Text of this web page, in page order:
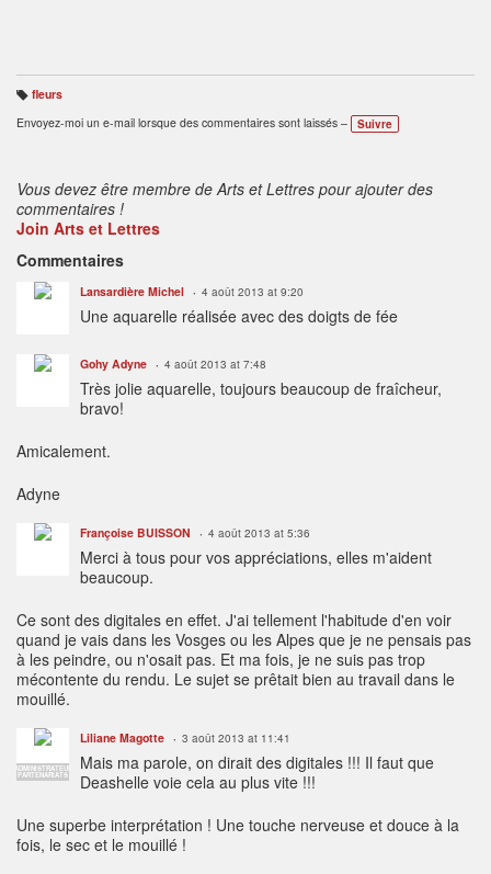
B
ali
s
fleurs
Envoyez-moi un e-mail lorsque des commentaires sont laissés –
Suivre
Vous devez être membre de Arts et Lettres pour ajouter des
commentaires !
Join Arts et Lettres
Commentaires
Lansardière Michel 4 août 2013 at 9:20
Une aquarelle réalisée avec des doigts de fée
Gohy Adyne 4 août 2013 at 7:48
Très jolie aquarelle, toujours beaucoup de fraîcheur,
bravo!
Amicalement.
Adyne
Françoise BUISSON 4 août 2013 at 5:36
Merci à tous pour vos appréciations, elles m'aident
beaucoup.
Ce sont des digitales en effet. J'ai tellement l'habitude d'en voir
quand je vais dans les Vosges ou les Alpes que je ne pensais pas
à les peindre, ou n'osait pas. Et ma fois, je ne suis pas trop
mécontente du rendu. Le sujet se prêtait bien au travail dans le
mouillé.
ADMINISTRATEUR
PARTENARIATS
Liliane Magotte 3 août 2013 at 11:41
Mais ma parole, on dirait des digitales !!! Il faut que
Deashelle voie cela au plus vite !!!
Une superbe interprétation ! Une touche nerveuse et douce à la
fois, le sec et le mouillé !